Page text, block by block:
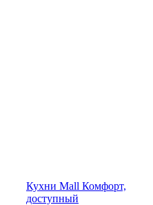
Кухни Mall Комфорт,
доступный